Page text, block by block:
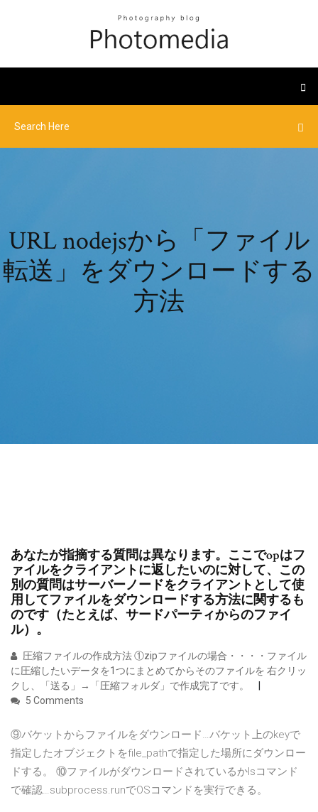
URL nodejsから「ファイル
転送」をダウンロードする
方法
あなたが指摘する質問は異なります。ここでopはフ
ァイルをクライアントに返したいのに対して、この
別の質問はサーバーノードをクライアントとして使
用してファイルをダウンロードする方法に関するも
のです（たとえば、サードパーティからのファイ
ル）。
圧縮ファイルの作成方法 ①zipファイルの場合・・・・ファイル
に圧縮したいデータを1つにまとめてからそのファイルを 右クリッ
クし、「送る」→「圧縮フォルダ」で作成完了です。
5 Comments
⑨バケットからファイルをダウンロード…バケット上のkeyで
指定したオブジェクトをfile_pathで指定した場所にダウンロー
ドする。 ⑩ファイルがダウンロードされているかlsコマンド
で確認…subprocess.runでOSコマンドを実行できる。